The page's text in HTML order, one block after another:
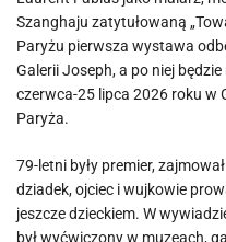
Szanghaju zatytułowaną
Paryżu pierwsza wystawa
Galerii Joseph, a po niej
czerwca-25 lipca 2026 roku w
Paryża.
79-letni były premier,
dziadek, ojciec i wujkowie
jeszcze dzieckiem. W
był wyćwiczony w muzeach,